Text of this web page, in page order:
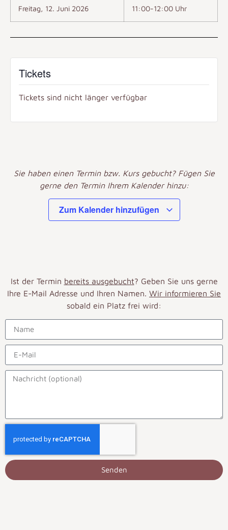
Freitag, 12. Juni 2026 11:00-12:00 Uhr
Tickets
Tickets sind nicht länger verfügbar
Sie haben einen Termin bzw. Kurs gebucht? Fügen Sie
gerne den Termin Ihrem Kalender hinzu:
Zum Kalender hinzufügen
Ist der Termin bereits ausgebucht? Geben Sie uns gerne
Ihre E-Mail Adresse und Ihren Namen. Wir informieren Sie
sobald ein Platz frei wird:
Senden